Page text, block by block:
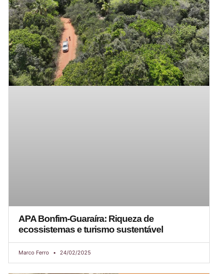
APA Bonfim-Guaraíra: Riqueza de
ecossistemas e turismo sustentável
Marco Ferro 24/02/2025